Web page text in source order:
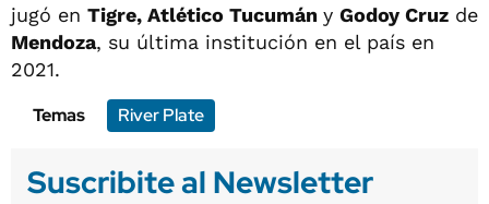
jugó en Tigre, Atlético Tucumán y Godoy Cruz de
Mendoza, su última institución en el país en
2021.
Temas
River Plate
Suscribite al Newsletter